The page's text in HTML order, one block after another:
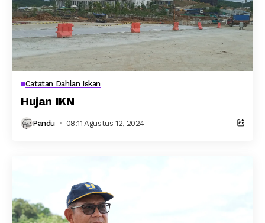
Catatan Dahlan Iskan
Hujan IKN
Pandu 08:11 Agustus 12, 2024